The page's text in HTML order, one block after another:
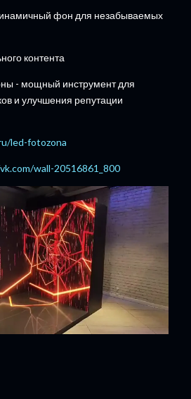
фон для незабываемых
контента
- мощный инструмент для
и улучшения репутации
led-fotozona
wall-20516861_800